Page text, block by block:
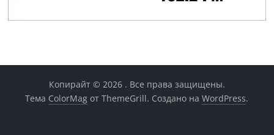
Копирайт © 2026 . Все права защищены.
Тема ColorMag от ThemeGrill. Создано наWordPress.